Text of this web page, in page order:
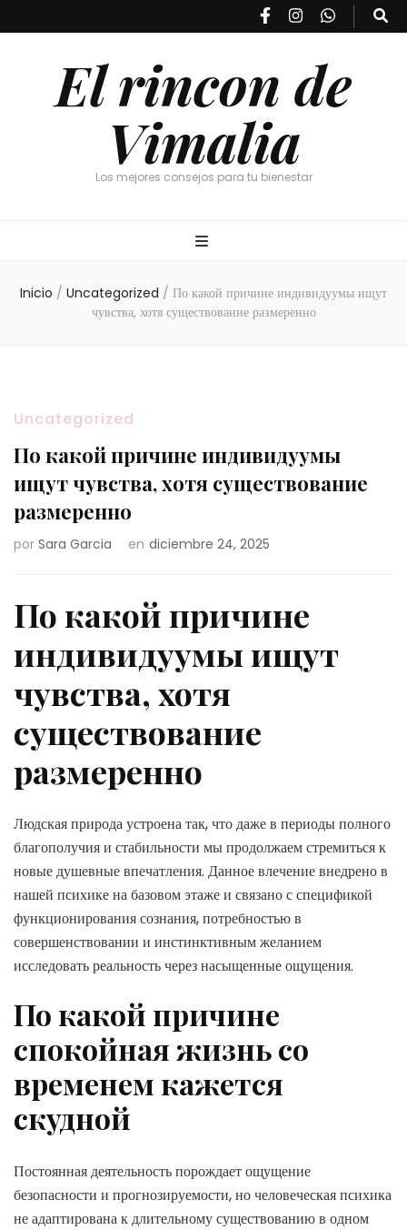
El rincon de
Vimalia
Los mejores consejos para tu bienestar
Inicio / Uncategorized / По какой причине индивидуумы ищут
чувства, хотя существование размеренно
Uncategorized
По какой причине индивидуумы
ищут чувства, хотя существование
размеренно
por Sara Garcia en diciembre 24, 2025
По какой причине
индивидуумы ищут
чувства, хотя
существование
размеренно
Людская природа устроена так, что даже в периоды полного
благополучия и стабильности мы продолжаем стремиться к
новые душевные впечатления. Данное влечение внедрено в
нашей психике на базовом этаже и связано с спецификой
функционирования сознания, потребностью в
совершенствовании и инстинктивным желанием
исследовать реальность через насыщенные ощущения.
По какой причине
спокойная жизнь со
временем кажется
скудной
Постоянная деятельность порождает ощущение
безопасности и прогнозируемости, но человеческая психика
не адаптирована к длительному существованию в одном